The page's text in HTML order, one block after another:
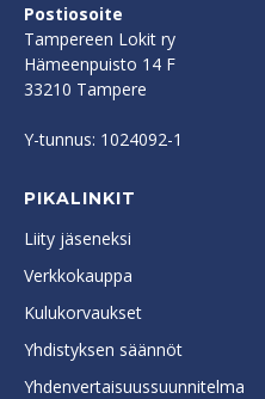
Postiosoite
Tampereen Lokit ry
Hämeenpuisto 14 F
33210 Tampere
Y-tunnus: 1024092-1
PIKALINKIT
Liity jäseneksi
Verkkokauppa
Kulukorvaukset
Yhdistyksen säännöt
Yhdenvertaisuussuunnitelma